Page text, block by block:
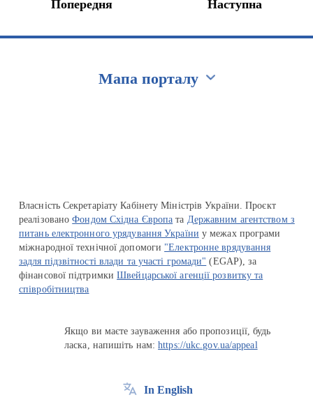
Попередня Наступна
Мапа порталу
Власність Секретаріату Кабінету Міністрів України. Проєкт
реалізованоФондом Східна Європа та Державним агентством з
питань електронного урядування України у межах програми
міжнародної технічної допомоги "Електронне врядування
задля підзвітності влади та участі громади" (EGAP), за
фінансової підтримкиШвейцарської агенції розвитку та
співробітництва
Якщо ви маєте зауваження або пропозиції, будь
ласка, напишіть нам:https://ukc.gov.ua/appeal
In English